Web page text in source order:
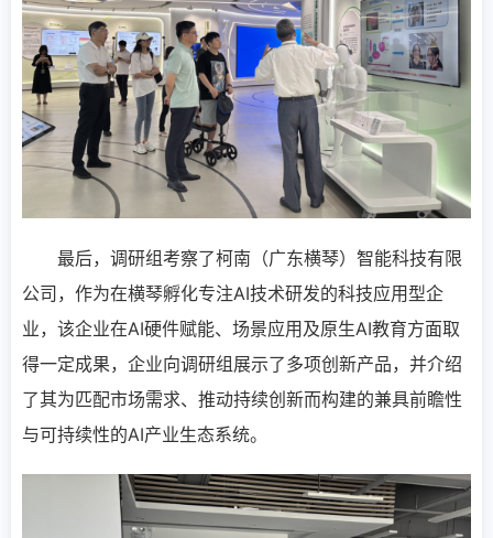
最后，调研组考察了柯南（广东横琴）智能科技有限
公司，作为在横琴孵化专注AI技术研发的科技应用型企
业，该企业在AI硬件赋能、场景应用及原生AI教育方面取
得一定成果，企业向调研组展示了多项创新产品，并介绍
了其为匹配市场需求、推动持续创新而构建的兼具前瞻性
与可持续性的AI产业生态系统。